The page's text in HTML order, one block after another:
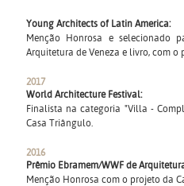
Young Architects of Latin America:
Menção Honrosa e selecionado
Arquitetura de Veneza e livro, com o
2017
World Architecture Festival:
Finalista na categoria "Villa -
Casa Triângulo.
2016
Prêmio Ebramem/WWF de
Menção Honrosa com o projeto da